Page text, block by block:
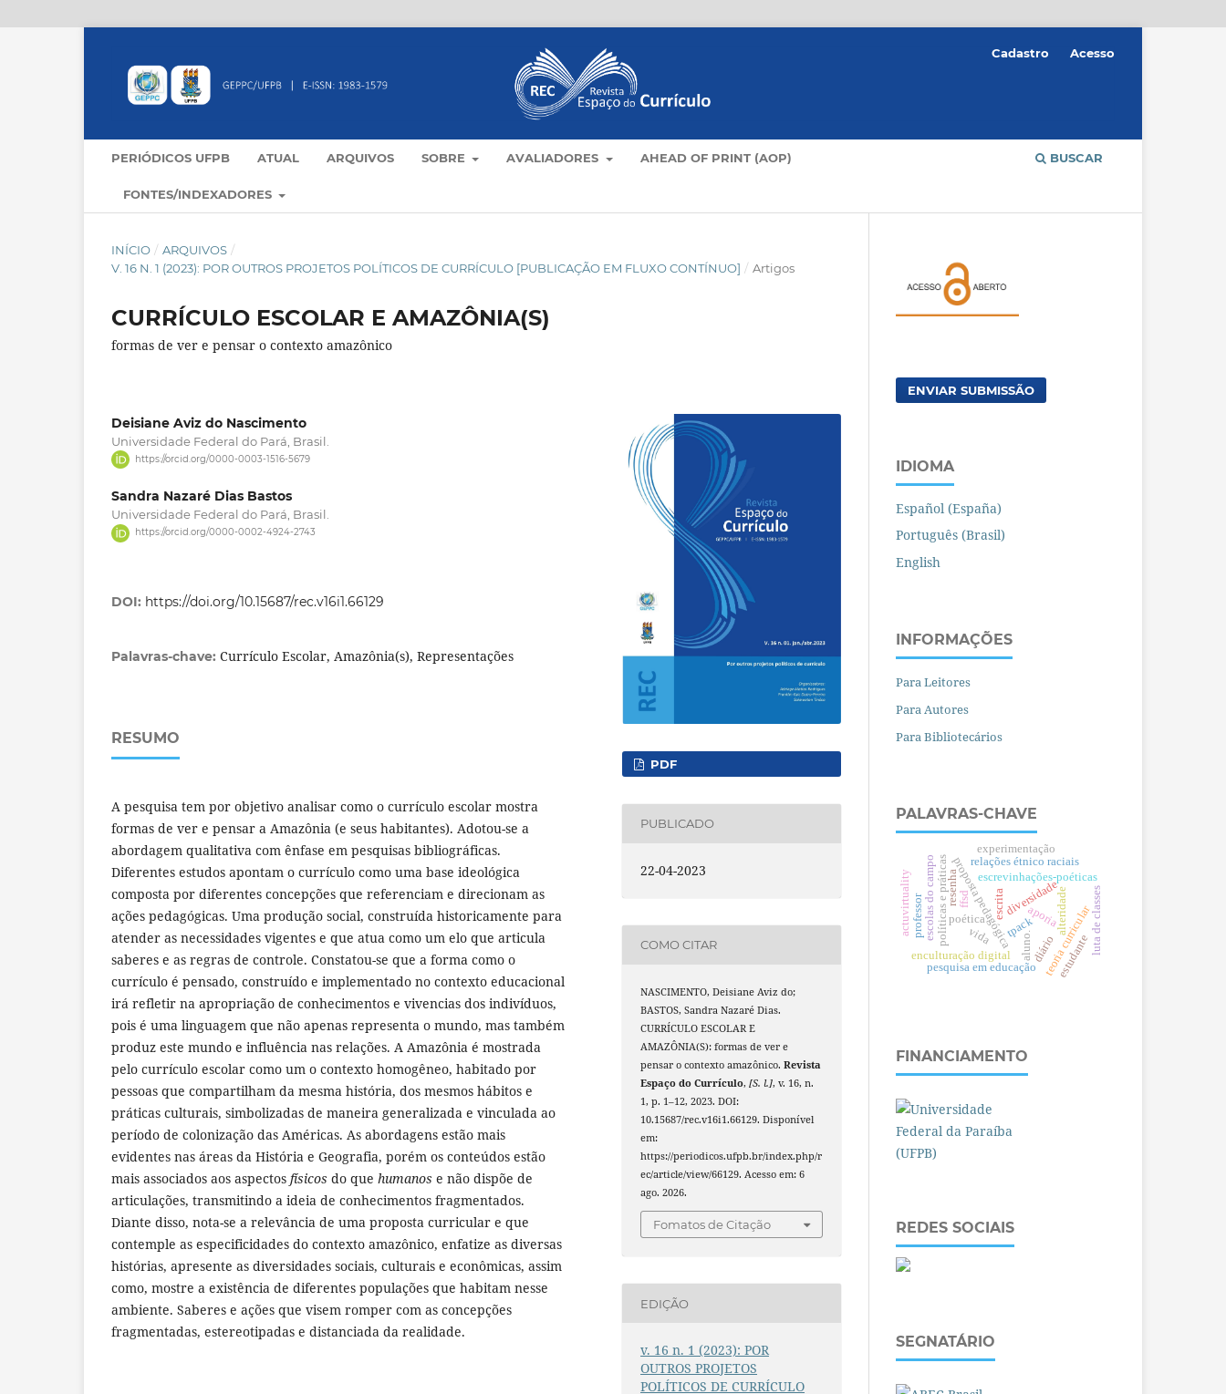
PERIÓDICOS UFPB ATUAL ARQUIVOS SOBRE AVALIADORES AHEAD OF PRINT (AOP)
FONTES/INDEXADORES
BUSCAR
Cadastro Acesso
INÍCIO / ARQUIVOS /
V. 16 N. 1 (2023): POR OUTROS PROJETOS POLÍTICOS DE CURRÍCULO [PUBLICAÇÃO EM FLUXO CONTÍNUO] / Artigos
CURRÍCULO ESCOLAR E AMAZÔNIA(S)
formas de ver e pensar o contexto amazônico
Deisiane Aviz do Nascimento
Universidade Federal do Pará, Brasil.
https://orcid.org/0000-0003-1516-5679
Sandra Nazaré Dias Bastos
Universidade Federal do Pará, Brasil.
https://orcid.org/0000-0002-4924-2743
DOI: https://doi.org/10.15687/rec.v16i1.66129
Palavras-chave: Currículo Escolar, Amazônia(s), Representações
RESUMO
A pesquisa tem por objetivo analisar como o currículo escolar mostra
formas de ver e pensar a Amazônia (e seus habitantes). Adotou-se a
abordagem qualitativa com ênfase em pesquisas bibliográficas.
Diferentes estudos apontam o currículo como uma base ideológica
composta por diferentes concepções que referenciam e direcionam as
ações pedagógicas. Uma produção social, construída historicamente para
atender as necessidades vigentes e que atua como um elo que articula
saberes e as regras de controle. Constatou-se que a forma como o
currículo é pensado, construído e implementado no contexto educacional
irá refletir na apropriação de conhecimentos e vivencias dos indivíduos,
pois é uma linguagem que não apenas representa o mundo, mas também
produz este mundo e influência nas relações. A Amazônia é mostrada
pelo currículo escolar como um o contexto homogêneo, habitado por
pessoas que compartilham da mesma história, dos mesmos hábitos e
práticas culturais, simbolizadas de maneira generalizada e vinculada ao
período de colonização das Américas. As abordagens estão mais
evidentes nas áreas da História e Geografia, porém os conteúdos estão
mais associados aos aspectos físicos do que humanos e não dispõe de
articulações, transmitindo a ideia de conhecimentos fragmentados.
Diante disso, nota-se a relevância de uma proposta curricular e que
contemple as especificidades do contexto amazônico, enfatize as diversas
histórias, apresente as diversidades sociais, culturais e econômicas, assim
como, mostre a existência de diferentes populações que habitam nesse
ambiente. Saberes e ações que visem romper com as concepções
fragmentadas, estereotipadas e distanciada da realidade.
PDF
PUBLICADO
22-04-2023
COMO CITAR
NASCIMENTO, Deisiane Aviz do;
BASTOS, Sandra Nazaré Dias.
CURRÍCULO ESCOLAR E
AMAZÔNIA(S): formas de ver e
pensar o contexto amazônico.Revista
Espaço do Currículo,[S. l.], v. 16, n.
1, p. 1–12, 2023. DOI:
10.15687/rec.v16i1.66129. Disponível
em:
https://periodicos.ufpb.br/index.php/r
ec/article/view/66129. Acesso em: 6
ago. 2026.
Fomatos de Citação
EDIÇÃO
v. 16 n. 1 (2023): POR
OUTROS PROJETOS
POLÍTICOS DE CURRÍCULO
ENVIAR SUBMISSÃO
IDIOMA
Español (España)
Português (Brasil)
English
INFORMAÇÕES
Para Leitores
Para Autores
Para Bibliotecários
PALAVRAS-CHAVE
proposta pedagógica
enculturação digital
pesquisa em educação
escrita
escrevinhações-poéticas
diversidade
tpack alteridade
poética teoria curricular
relações étnico raciais
políticas e práticas
escolas do campo ffsd
vida
experimentação
professor
aluno.
resenha
estudante
diário
actuvirtuality aporia luta de classes
FINANCIAMENTO
REDES SOCIAIS
SEGNATÁRIO